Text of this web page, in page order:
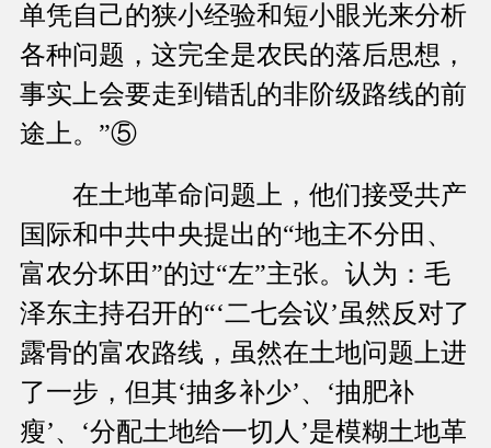
单凭自己的狭小经验和短小眼光来分析
各种问题，这完全是农民的落后思想，
事实上会要走到错乱的非阶级路线的前
途上。”⑤
在土地革命问题上，他们接受共产
国际和中共中央提出的“地主不分田、
富农分坏田”的过“左”主张。认为：毛
泽东主持召开的“‘二七会议’虽然反对了
露骨的富农路线，虽然在土地问题上进
了一步，但其‘抽多补少’、‘抽肥补
瘦’、‘分配土地给一切人’是模糊土地革